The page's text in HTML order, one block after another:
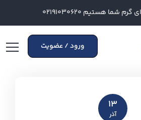
شما هستیم ۰۲۱۹۱۰۳۰۶۲۰
ورود / عضویت
۱۳
آذر